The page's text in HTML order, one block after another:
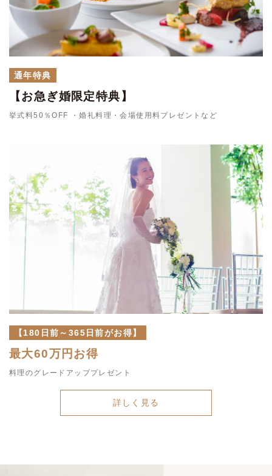
通年特典
【お急ぎ婚限定特典】
挙式料50％OFF ・婚礼料理・会場使用料プレゼントなど
【180日前～365日前がお得】
最大60万円お得
料理のグレードアッププレゼント
詳しく見る